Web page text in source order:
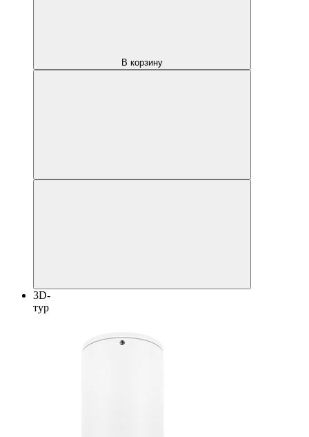
В корзину
3D-
тур